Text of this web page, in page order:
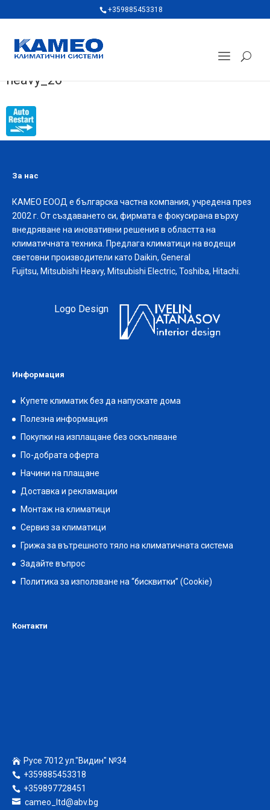
+359885453318
heavy_26
За нас
КАМЕО ЕООД е българска частна компания, учредена през
2002 г. От създаването си, фирмата е фокусирана върху
внедряване на иновативни решения в областта на
климатичната техника. Предлага климатици на водещи
световни производители като Daikin, General
Fujitsu, Mitsubishi Heavy, Mitsubishi Electric, Toshiba, Hitachi.
Logo Design
Информация
Купете климатик без да напускате дома
Полезна информация
Покупки на изплащане без оскъпяване
По-добрата оферта
Начини на плащане
Доставка и рекламации
Монтаж на климатици
Сервиз за климатици
Грижа за вътрешното тяло на климатичната система
Задайте въпрос
Политика за използване на “бисквитки” (Cookie)
Контакти
Русе 7012 ул."Видин" №34
+359885453318
+359897728451
cameo_ltd@abv.bg